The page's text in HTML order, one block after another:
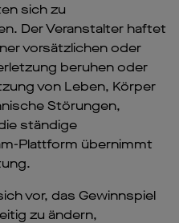
sich zu
Der Veranstalter haftet
vorsätzlichen oder
beruhen oder
von Leben, Körper
Störungen,
ständige
Plattform übernimmt
vor, das Gewinnspiel
zu ändern,